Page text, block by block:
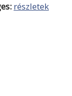
részletek